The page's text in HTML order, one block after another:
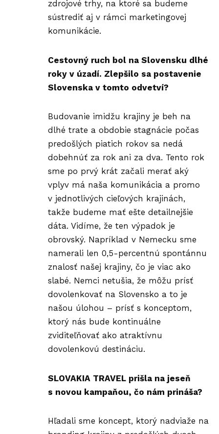
zdrojové trhy, na ktoré sa budeme
sústrediť aj v rámci marketingovej
komunikácie.
Cestovný ruch bol na Slovensku dlhé
roky v úzadí. Zlepšilo sa postavenie
Slovenska v tomto odvetví?
Budovanie imidžu krajiny je beh na
dlhé trate a obdobie stagnácie počas
predošlých piatich rokov sa nedá
dobehnúť za rok ani za dva. Tento rok
sme po prvý krát začali merať aký
vplyv má naša komunikácia a promo
v jednotlivých cieľových krajinách,
takže budeme mať ešte detailnejšie
dáta. Vidíme, že ten výpadok je
obrovský. Napríklad v Nemecku sme
namerali len 0,5-percentnú spontánnu
znalosť našej krajiny, čo je viac ako
slabé. Nemci netušia, že môžu prísť
dovolenkovať na Slovensko a to je
našou úlohou – prísť s konceptom,
ktorý nás bude kontinuálne
zviditeľňovať ako atraktívnu
dovolenkovú destináciu.
SLOVAKIA TRAVEL prišla na jeseň
s novou kampaňou, čo nám prináša?
Hľadali sme koncept, ktorý nadviaže na